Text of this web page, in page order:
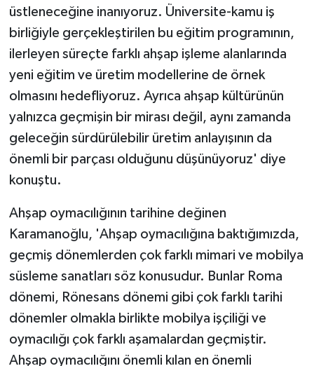
üstleneceğine inanıyoruz. Üniversite-kamu iş
birliğiyle gerçekleştirilen bu eğitim programının,
ilerleyen süreçte farklı ahşap işleme alanlarında
yeni eğitim ve üretim modellerine de örnek
olmasını hedefliyoruz. Ayrıca ahşap kültürünün
yalnızca geçmişin bir mirası değil, aynı zamanda
geleceğin sürdürülebilir üretim anlayışının da
önemli bir parçası olduğunu düşünüyoruz' diye
konuştu.
Ahşap oymacılığının tarihine değinen
Karamanoğlu, 'Ahşap oymacılığına baktığımızda,
geçmiş dönemlerden çok farklı mimari ve mobilya
süsleme sanatları söz konusudur. Bunlar Roma
dönemi, Rönesans dönemi gibi çok farklı tarihi
dönemler olmakla birlikte mobilya işçiliği ve
oymacılığı çok farklı aşamalardan geçmiştir.
Ahşap oymacılığını önemli kılan en önemli